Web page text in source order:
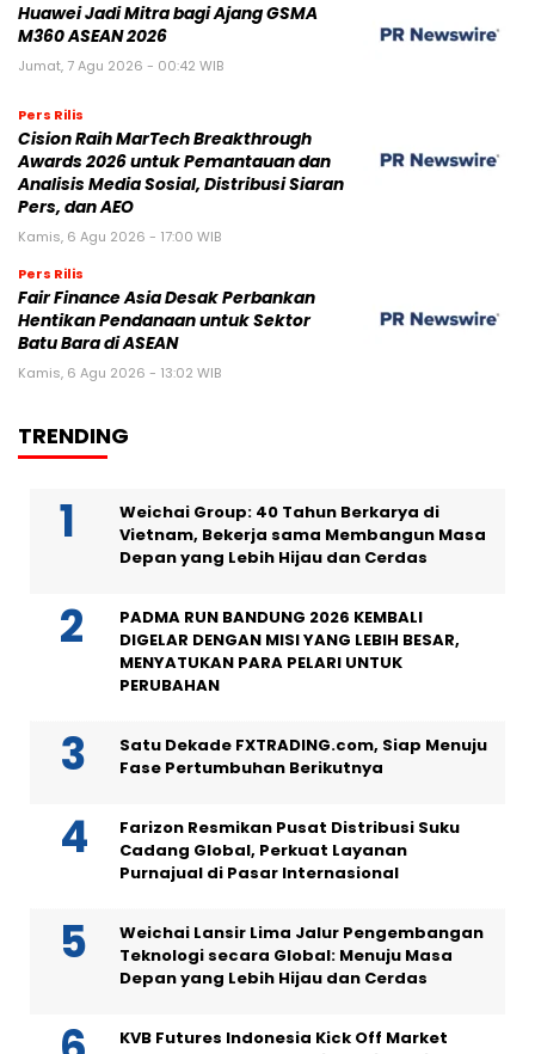
Huawei Jadi Mitra bagi Ajang GSMA
M360 ASEAN 2026
Jumat, 7 Agu 2026 - 00:42 WIB
Pers Rilis
Cision Raih MarTech Breakthrough
Awards 2026 untuk Pemantauan dan
Analisis Media Sosial, Distribusi Siaran
Pers, dan AEO
Kamis, 6 Agu 2026 - 17:00 WIB
Pers Rilis
Fair Finance Asia Desak Perbankan
Hentikan Pendanaan untuk Sektor
Batu Bara di ASEAN
Kamis, 6 Agu 2026 - 13:02 WIB
TRENDING
Weichai Group: 40 Tahun Berkarya di
Vietnam, Bekerja sama Membangun Masa
Depan yang Lebih Hijau dan Cerdas
PADMA RUN BANDUNG 2026 KEMBALI
DIGELAR DENGAN MISI YANG LEBIH BESAR,
MENYATUKAN PARA PELARI UNTUK
PERUBAHAN
Satu Dekade FXTRADING.com, Siap Menuju
Fase Pertumbuhan Berikutnya
Farizon Resmikan Pusat Distribusi Suku
Cadang Global, Perkuat Layanan
Purnajual di Pasar Internasional
Weichai Lansir Lima Jalur Pengembangan
Teknologi secara Global: Menuju Masa
Depan yang Lebih Hijau dan Cerdas
KVB Futures Indonesia Kick Off Market